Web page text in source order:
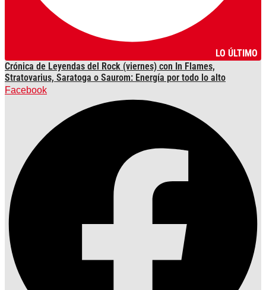
LO ÚLTIMO
Crónica de Leyendas del Rock (viernes) con In Flames,
Stratovarius, Saratoga o Saurom: Energía por todo lo alto
Facebook